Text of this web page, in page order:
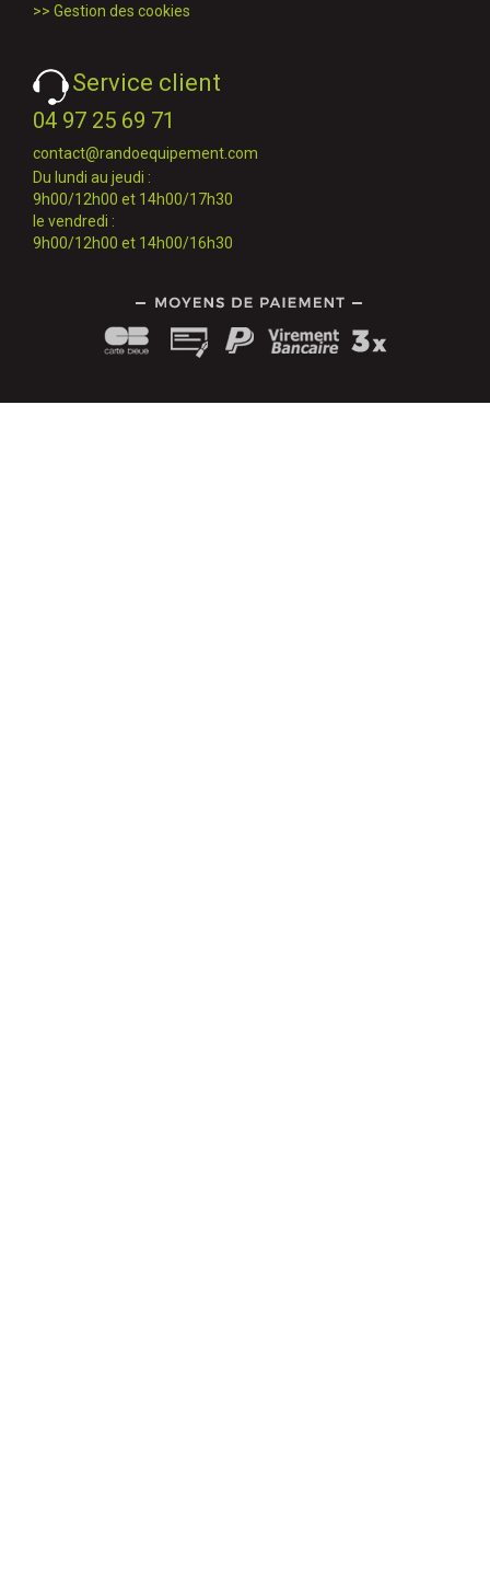
>> Gestion des cookies
Service client
04 97 25 69 71
contact@randoequipement.com
Du lundi au jeudi :
9h00/12h00 et 14h00/17h30
le vendredi :
9h00/12h00 et 14h00/16h30